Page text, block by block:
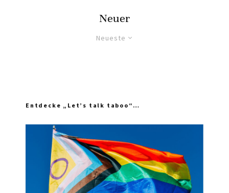
Neuer
Neueste
Entdecke „Let’s talk taboo“…